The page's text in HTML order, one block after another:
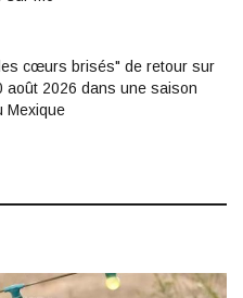
cœurs brisés" de retour sur
août 2026 dans une saison
Mexique